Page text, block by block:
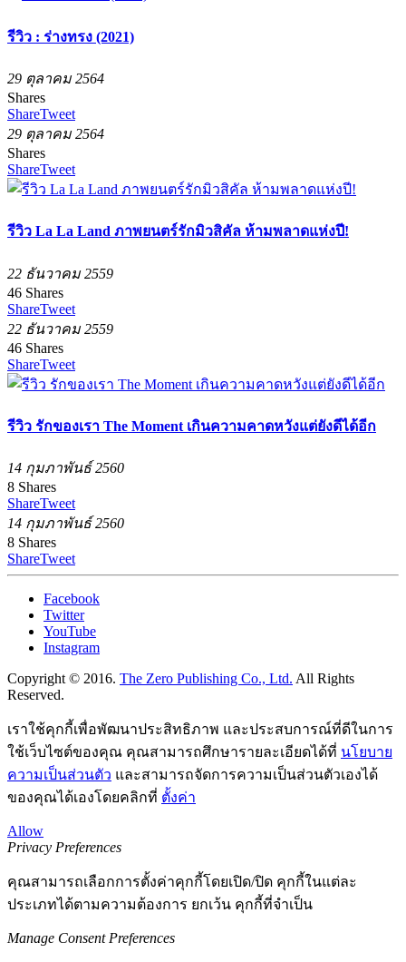
รีวิว : ร่างทรง (2021)
29 ตุลาคม 2564
Shares
ShareTweet
29 ตุลาคม 2564
Shares
ShareTweet
รีวิว La La Land ภาพยนตร์รักมิวสิคัล ห้ามพลาดแห่งปี!
22 ธันวาคม 2559
46 Shares
ShareTweet
22 ธันวาคม 2559
46 Shares
ShareTweet
รีวิว รักของเรา The Moment เกินความคาดหวังแต่ยังดีได้อีก
14 กุมภาพันธ์ 2560
8 Shares
ShareTweet
14 กุมภาพันธ์ 2560
8 Shares
ShareTweet
Facebook
Twitter
YouTube
Instagram
Copyright © 2016. The Zero Publishing Co., Ltd. All Rights
Reserved.
เราใช้คุกกี้เพื่อพัฒนาประสิทธิภาพ และประสบการณ์ที่ดีในการ
ใช้เว็บไซต์ของคุณ คุณสามารถศึกษารายละเอียดได้ที่ นโยบาย
ความเป็นส่วนตัว และสามารถจัดการความเป็นส่วนตัวเองได้
ของคุณได้เองโดยคลิกที่ ตั้งค่า
Allow
Privacy Preferences
คุณสามารถเลือกการตั้งค่าคุกกี้โดยเปิด/ปิด คุกกี้ในแต่ละ
ประเภทได้ตามความต้องการ ยกเว้น คุกกี้ที่จำเป็น
Manage Consent Preferences